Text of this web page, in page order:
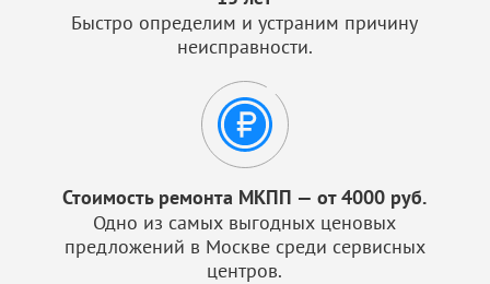
Быстро определим и устраним причину
неисправности.
Стоимость ремонта МКПП — от 4000 руб.
Одно из самых выгодных ценовых
предложений в Москве среди сервисных
центров.